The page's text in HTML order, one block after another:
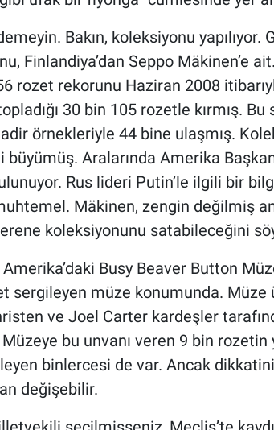
Bakın, koleksiyonu yapılıyor.
Finlandiya’dan Seppo Mäkinen’e
rozet rekorunu Haziran 2008
30 bin 105 rozetle kırmış. Bu
örnekleriyle 44 bine ulaşmış.
büyümüş. Aralarında Amerika
Rus lideri Putin’le ilgili bir
Mäkinen, zengin değilmiş
koleksiyonunu satabileceğini
Amerika’daki Busy Beaver Button
sergileyen müze konumunda.
ve Joel Carter kardeşler
bu unvanı veren 9 bin rozetin
binlercesi de var. Ancak
değişebilir.